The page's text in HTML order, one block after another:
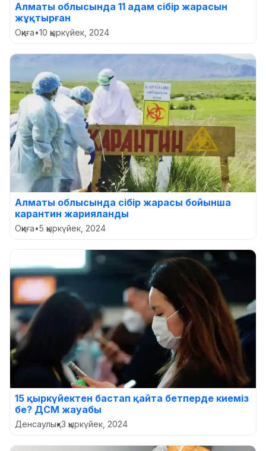
Алматы облысында 11 адам сібір жарасын
жұқтырған
Оқиға•10 қыркүйек, 2024
Алматы облысында сібір жарасы бойынша
карантин жарияланды
Оқиға•5 қыркүйек, 2024
15 қыркүйектен бастап қайта бетперде киеміз
бе? ДСМ жауабы
Денсаулық•3 қыркүйек, 2024